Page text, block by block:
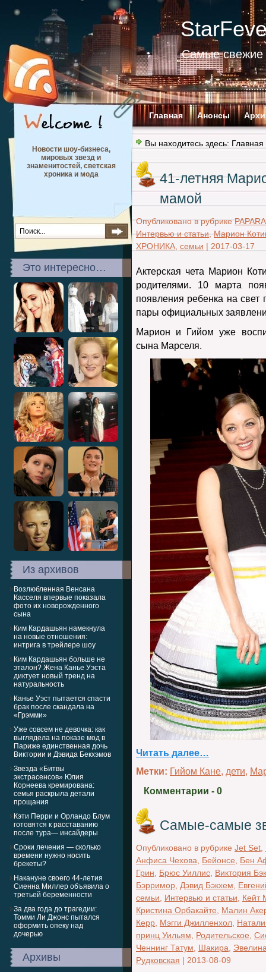
Самые свежие
Главная Анонсы
Новости шоу-бизнеса,
мировых звезд и
знаменитостей, светская
хроника и мода
Это интересно…
Из архивов
Возлюбленная Венсана
Касселя впервые показала
фото их новорожденного
сына
Ким Кардашьян намекнула
на новые отношения:
интрига в трейлере шоу
Ким Кардашьян больше не
эталон? Жена Канье Уэста
диктует новый тренд на
натуральность
Канье Уэст пытается спасти
брак после скандала на
«Грэмми»
Уже совсем не девочка: как
выглядела на показе мод в
Париже единственная дочь
Виктории и Дэвида Бекхэмов
Звезда «Битвы
экстрасенсов» Юлия
Корнеева кремирована:
семья раскрыла детали
прощания
Кэти Перри и Орландо Блум
готовятся к расставанию
после тура— инсайдеры
Сроки лечения — сколько
времени нужно носить
брекеты?
Накануне своего 44-летия
Сиенна Миллер объявила о
третьей беременности
За два года до трагедии:
Томми Ли Джонс пытался
оформить опеку над
дочерью
Архивы
Вы находитесь здесь: Главная
41-летняя
мамой
Опубликовано в рубрике
Интервью и статьи
Марион
ХРОНИКА семьи | 2017-03-17
Актерская чета Марион
родителями. 10 марта
появления ребенка на свет
пары официальных
Марион и Гийом уже
сына Марселя.
Читать далее…
Метки: Гийом Кане, дети,
Комментарии - 0
Самые-самые
Опубликовано в рубрике Jet Set
Анфиса Чехова
Бейонсе
Бен
Грин
Брюс Уиллис Виктория
Бэрримор Дэвид Бэкхем
семьи
Интервью и статьи
Кейт
Кристина Орбакайте
Малин
Керр Мэгги Джилленхол
принц Уильям
Родительское
Ченнинг Татум
Шакира
Рудковская | 2013-08-09